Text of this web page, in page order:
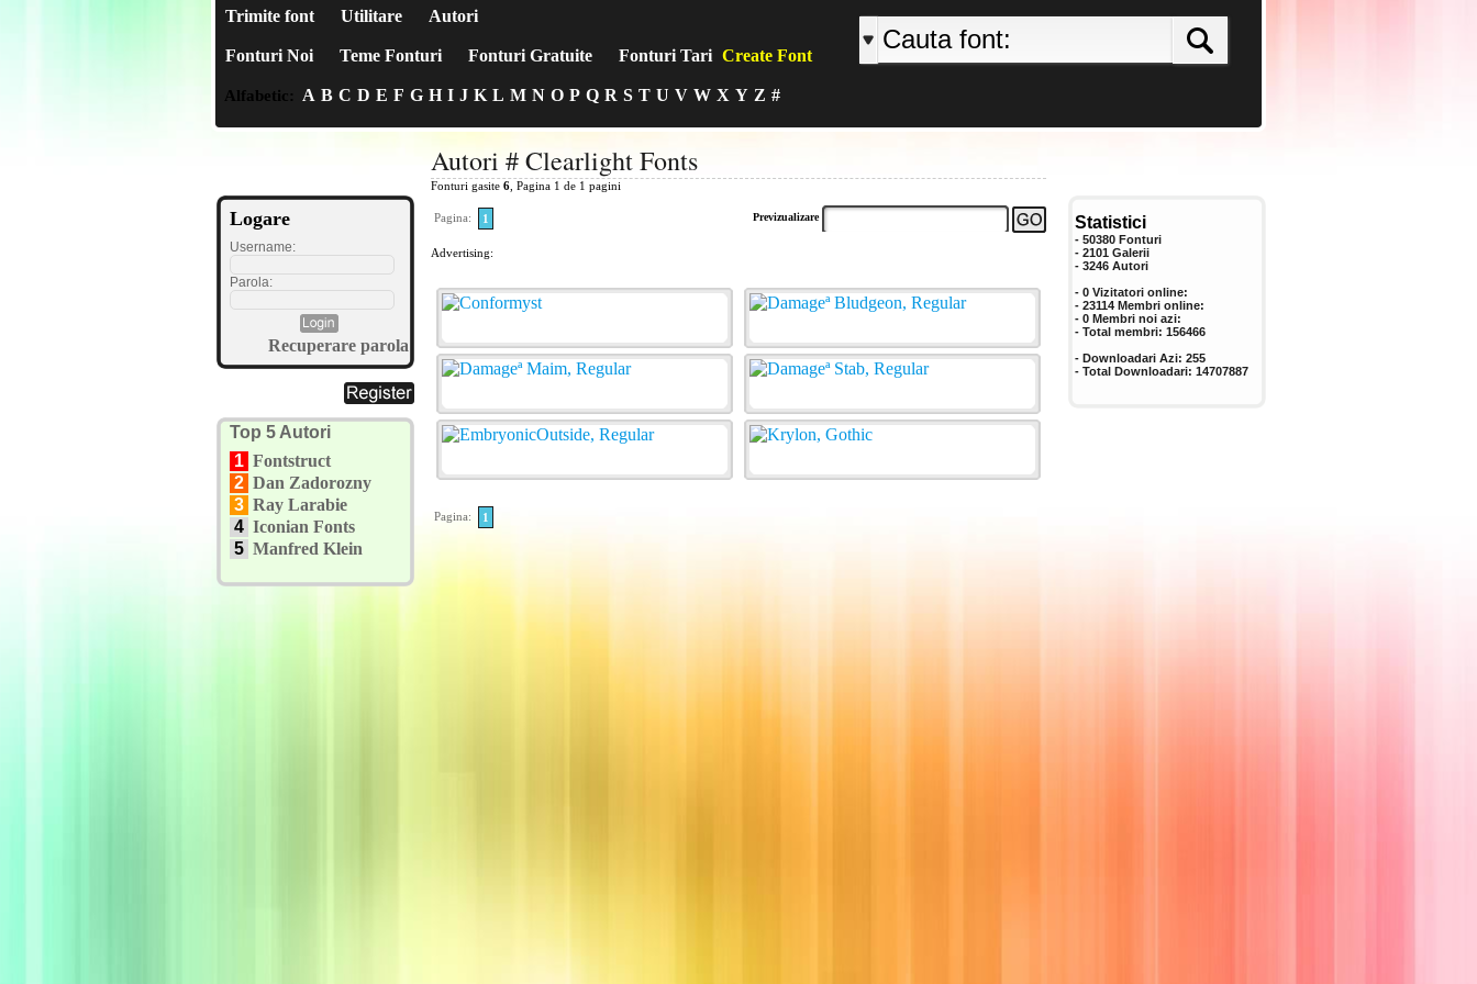
Trimite font Utilitare Autori
Fonturi Noi Teme Fonturi Fonturi Gratuite Fonturi Tari Create Font
Alfabetic: A B C D E F G H I J K L M N O P Q R S T U V W X Y Z #
Logare
Username:
Parola:
Recuperare parola
Top 5 Autori
1 Fontstruct
2 Dan Zadorozny
3 Ray Larabie
4 Iconian Fonts
5 Manfred Klein
Autori # Clearlight Fonts
Fonturi gasite 6 , Pagina 1 de 1 pagini
Pagina: 1 Previzualizare
Advertising:
Pagina: 1
Statistici
- 50380 Fonturi
- 2101 Galerii
- 3246 Autori
- 0 Vizitatori online:
- 23114 Membri online:
- 0 Membri noi azi:
- Total membri: 156466
- Downloadari Azi: 255
- Total Downloadari: 14707887